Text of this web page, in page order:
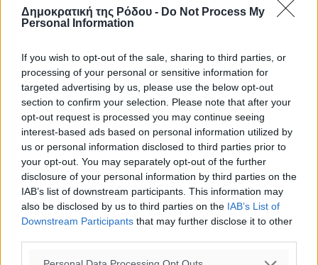
Δημοκρατική της Ρόδου - Do Not Process My
Personal Information
If you wish to opt-out of the sale, sharing to third parties, or
processing of your personal or sensitive information for
targeted advertising by us, please use the below opt-out
section to confirm your selection. Please note that after your
opt-out request is processed you may continue seeing
interest-based ads based on personal information utilized by
us or personal information disclosed to third parties prior to
your opt-out. You may separately opt-out of the further
disclosure of your personal information by third parties on the
IAB’s list of downstream participants. This information may
also be disclosed by us to third parties on the IAB’s List of
Downstream Participants that may further disclose it to other